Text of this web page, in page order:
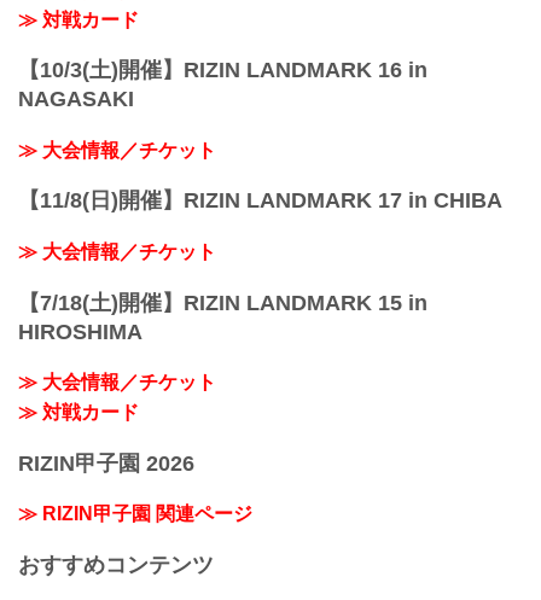
≫ 対戦カード
【10/3(土)開催】RIZIN LANDMARK 16 in
NAGASAKI
≫ 大会情報／チケット
【11/8(日)開催】RIZIN LANDMARK 17 in CHIBA
≫ 大会情報／チケット
【7/18(土)開催】RIZIN LANDMARK 15 in
HIROSHIMA
≫ 大会情報／チケット
≫ 対戦カード
RIZIN甲子園 2026
≫ RIZIN甲子園 関連ページ
おすすめコンテンツ